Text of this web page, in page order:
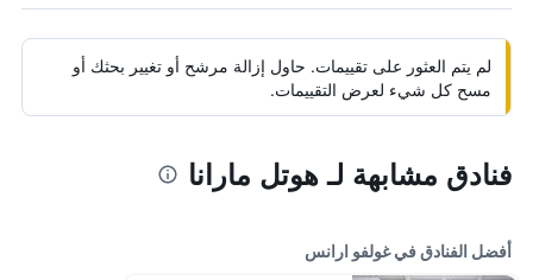
لم يتم العثور على تقييمات. حاول إزالة مرشح أو تغيير بحثك أو
مسح كل شيء لعرض التقييمات.
فنادق مشابهة لـ هوتل مارانا
أفضل الفنادق في غولفو ارانس